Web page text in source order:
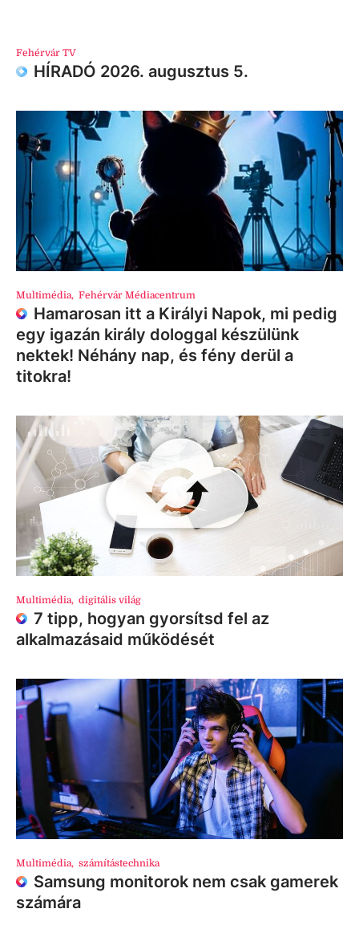
Fehérvár TV
HÍRADÓ 2026. augusztus 5.
Multimédia, Fehérvár Médiacentrum
Hamarosan itt a Királyi Napok, mi pedig
egy igazán király dologgal készülünk
nektek! Néhány nap, és fény derül a
titokra!
Multimédia, digitális világ
7 tipp, hogyan gyorsítsd fel az
alkalmazásaid működését
Multimédia, számítástechnika
Samsung monitorok nem csak gamerek
számára